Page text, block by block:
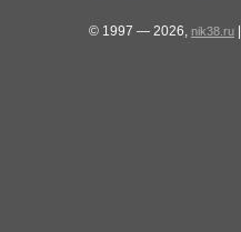
© 1997 — 2026, nik38.ru